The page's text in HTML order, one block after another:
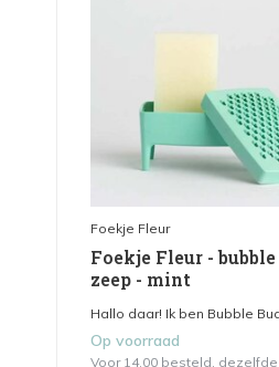
Foekje Fleur
Foekje Fleur -
zeep - mint
Hallo daar! Ik ben Bubble
Op voorraad
Voor 14.00 besteld,